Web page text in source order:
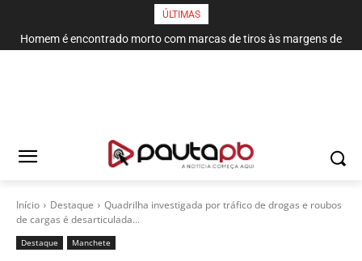
ÚLTIMAS
Homem é encontrado morto com marcas de tiros às margens de
rodovia em Campina Grande
Início Destaque
Quadrilha investigada por tráfico de drogas e roubos
de cargas é desarticulada...
Destaque Manchete